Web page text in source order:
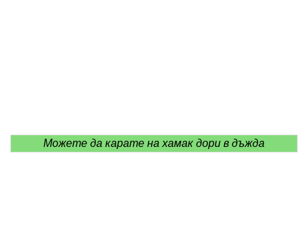
Можете да карате на хамак дори в дъжда